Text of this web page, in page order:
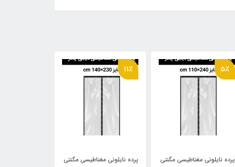
5٪
پرده نایلونی مغناطیسی مگنتی
11٪
پرده نایلونی مغناطیسی مگنتی